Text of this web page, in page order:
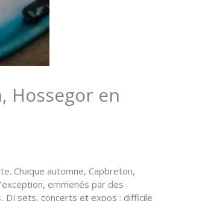
Hossegor en
Chaque automne, Capbreton,
emmenés par des
DJ sets, concerts et expos : difficile